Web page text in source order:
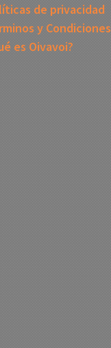
de privacidad
y Condiciones
es Oivavoi?